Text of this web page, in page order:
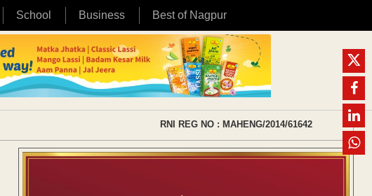
School Business Best of Nagpur
RNI REG NO : MAHENG/2014/61642